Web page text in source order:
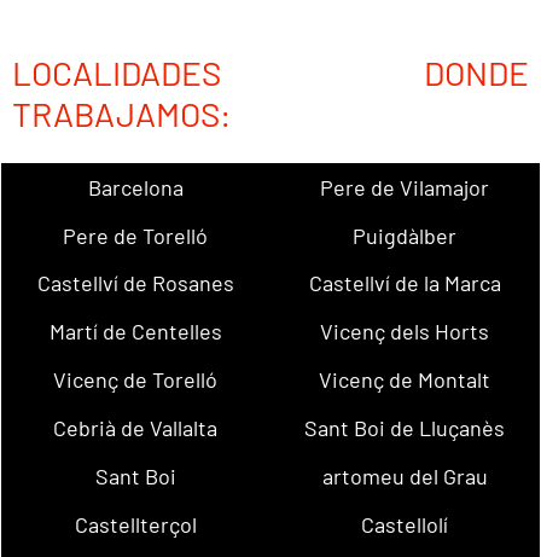
LOCALIDADES DONDE
TRABAJAMOS:
Barcelona
Pere de Vilamajor
Pere de Torelló
Puigdàlber
Castellví de Rosanes
Castellví de la Marca
Martí de Centelles
Vicenç dels Horts
Vicenç de Torelló
Vicenç de Montalt
Cebrià de Vallalta
Sant Boi de Lluçanès
Sant Boi
artomeu del Grau
Castellterçol
Castellolí